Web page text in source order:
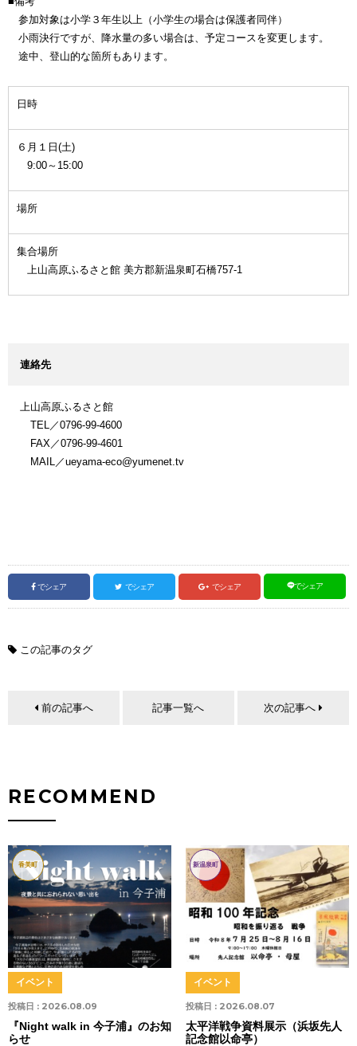
参加対象は小学３年生以上（小学生の場合は保護者同伴）
小雨決行ですが、降水量の多い場合は、予定コースを変更します。
途中、登山的な箇所もあります。
日時
６月１日(土)
9:00～15:00
場所
集合場所
上山高原ふるさと館 美方郡新温泉町石橋757-1
連絡先
上山高原ふるさと館
TEL／0796-99-4600
FAX／0796-99-4601
MAIL／ueyama-eco@yumenet.tv
でシェア でシェア でシェア でシェア
この記事のタグ
前の記事へ 記事一覧へ 次の記事へ
RECOMMEND
香美町
投稿日 : 2026.08.09
イベント
『Night walk in 今子浦』のお知
らせ
新温泉町
投稿日 : 2026.08.07
イベント
太平洋戦争資料展示（浜坂先人
記念館以命亭）